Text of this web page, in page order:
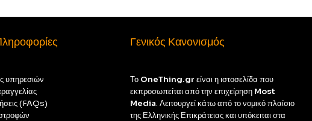
υπηρεσιών
(FAQs)
Γενικός Κανονισμός
Το OneThing.gr είναι η ιστοσελίδα που
εκπροσωπείται από την επιχείρηση Most
Media. Λειτουργεί κάτω από το νομικό πλαίσιο
της Ελληνικής Επικράτειας και υπόκειται στα